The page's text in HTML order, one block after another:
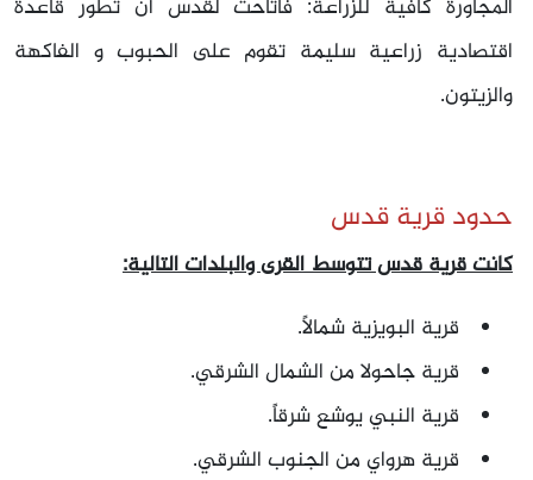
المجاورة كافية للزراعة: فأتاحت لقدس أن تطور قاعدة
اقتصادية زراعية سليمة تقوم على الحبوب و الفاكهة
والزيتون.
حدود قرية قدس
كانت قرية قدس تتوسط القرى والبلدات التالية:
قرية البويزية شمالاً.
قرية جاحولا من الشمال الشرقي.
قرية النبي يوشع شرقاً.
قرية هرواي من الجنوب الشرقي.